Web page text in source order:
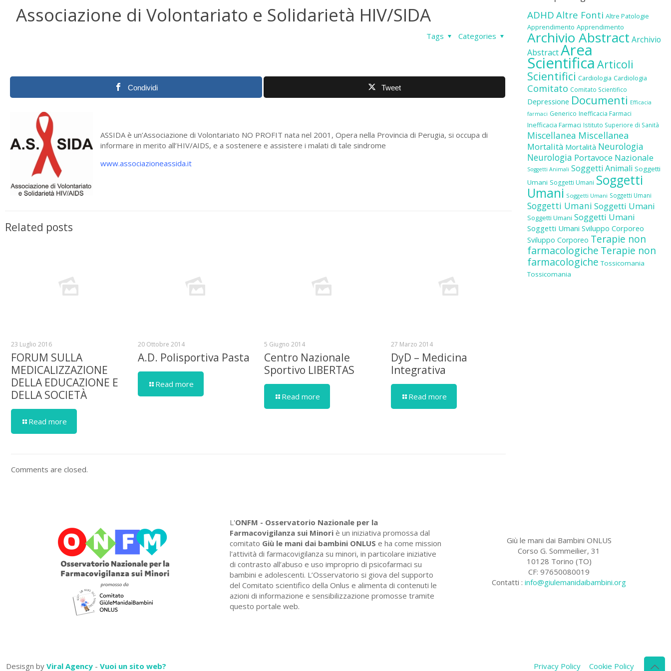
Associazione di Volontariato e Solidarietà HIV/SIDA
Categories
Tags
Condividi Tweet
ASSIDA è un’Associazione di Volontariato NO PROFIT nata nel 2001, Opera nella Provincia di Perugia, si occupa di
informare in merito all’HIV/AIDS, e a sostenere e assistere i malati di tale sindrome
www.associazioneassida.it
Related posts
23 Luglio 2016
FORUM SULLA
MEDICALIZZAZIONE
DELLA EDUCAZIONE E
DELLA SOCIETÀ
Read more
20 Ottobre 2014
A.D. Polisportiva Pasta
Read more
5 Giugno 2014
Centro Nazionale
Sportivo LIBERTAS
Read more
27 Marzo 2014
DyD – Medicina
Integrativa
Read more
Comments are closed.
ADHD Altre Fonti Altre Patologie
Apprendimento Apprendimento
Archivio Abstract Archivio
AbstractArea
Scientifica Articoli
Scientifici Cardiologia Cardiologia
Comitato Comitato Scientifico
Depressione Documenti Efficacia
farmaci Generico Inefficacia Farmaci
Inefficacia Farmaci Istituto Superiore di Sanità
Miscellanea Miscellanea
Mortalità Mortalità Neurologia
Neurologia Portavoce Nazionale
Soggetti Animali Soggetti Animali Soggetti
Umani Soggetti Umani Soggetti
Umani Soggetti Umani Soggetti Umani
Soggetti Umani Soggetti Umani
Soggetti Umani Soggetti Umani
Soggetti Umani Sviluppo Corporeo
Sviluppo Corporeo Terapie non
farmacologiche Terapie non
farmacologiche Tossicomania
Tossicomania
L'ONFM - Osservatorio Nazionale per la
Farmacovigilanza sui Minori è un iniziativa promossa dal
comitato Giù le mani dai bambini ONLUS e ha come mission
l'attività di farmacovigilanza su minori, in particolare iniziative
di contrasto all’abuso e uso improprio di psicofarmaci su
bambini e adolescenti. L’Osservatorio si giova del supporto
del Comitato scientifico della Onlus e alimenta di contenuti le
azioni di informazione e sensibilizzazione promosse tramite
questo portale web.
Giù le mani dai Bambini ONLUS
Corso G. Sommeilier, 31
10128 Torino (TO)
CF: 97650080019
Contatti :info@giulemanidaibambini.org
Desisgn by Viral Agency - Vuoi un sito web? Privacy Policy Cookie Policy